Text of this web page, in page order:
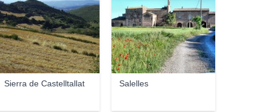
Sierra de Castelltallat Salelles